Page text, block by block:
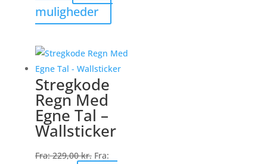
muligheder
vare
flere
varianter.
på
Stregkode
Regn Med
Egne Tal –
Wallsticker
Fra:229,00kr. Fra: